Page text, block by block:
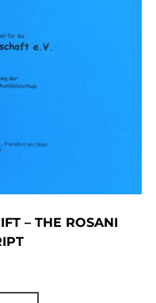
– THE ROSANI